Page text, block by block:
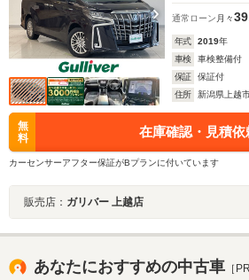
通常ローン 月々
年式 2019年
車検
車検整備付
保証
保証付
住所
新潟県上越
無
料
在庫確認・見積依
カーセンサーアフター保証がBプランに付いています
販売店： ガリバー 上越店
あなたにおすすめの中古車 ［